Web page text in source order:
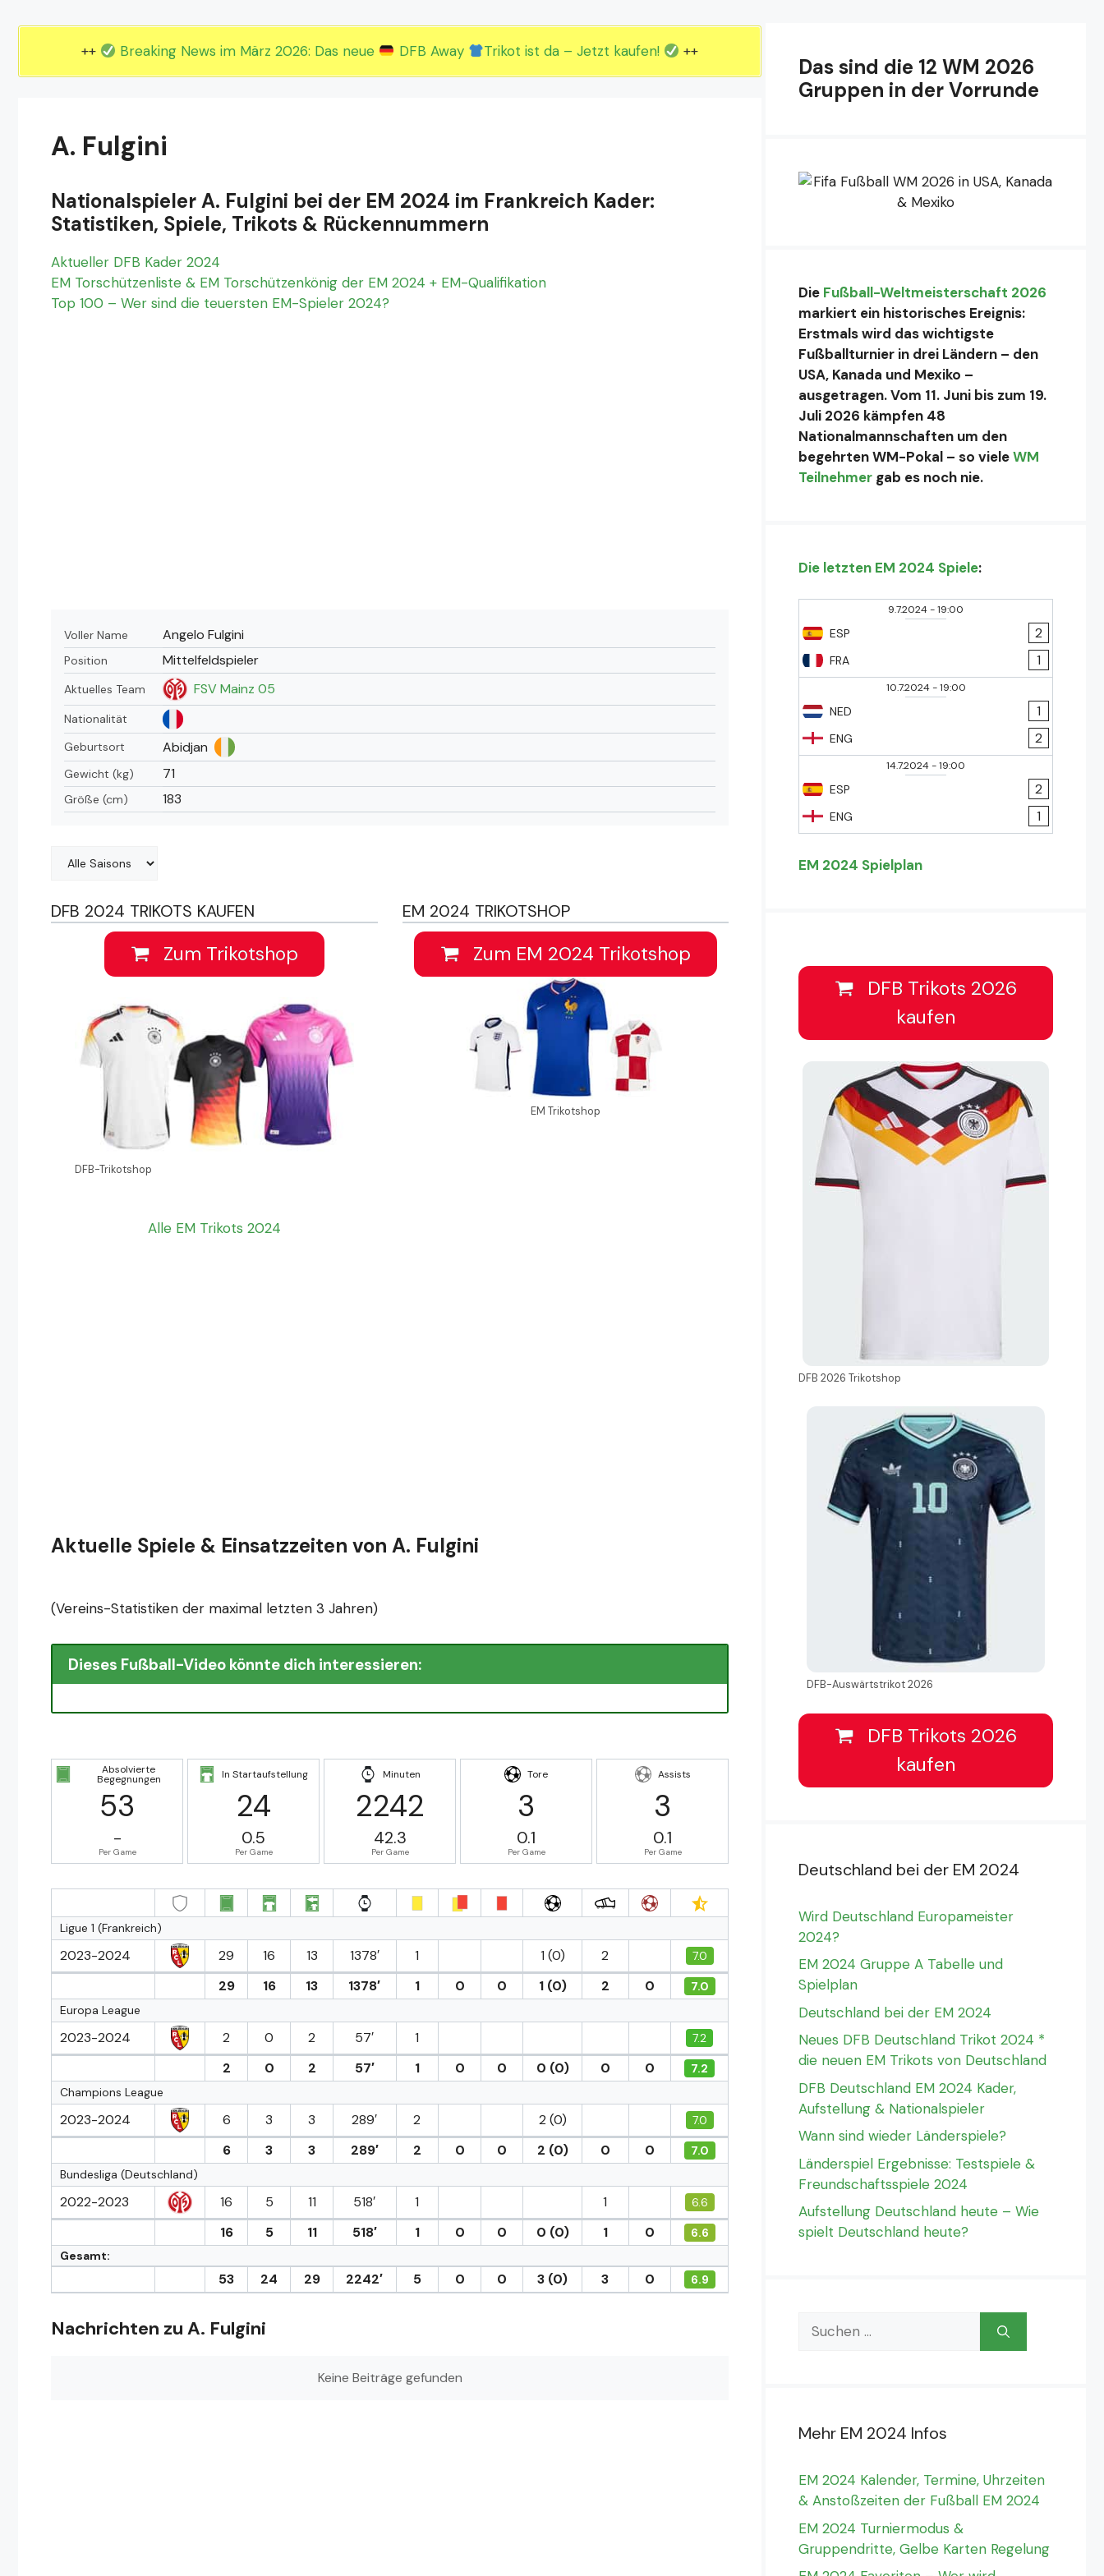
++ Breaking News im März 2026: Das neue DFB Away Trikot ist da – Jetzt kaufen! ++
A. Fulgini
Nationalspieler A. Fulgini bei der EM 2024 im Frankreich Kader:
Statistiken, Spiele, Trikots & Rückennummern
Aktueller DFB Kader 2024
EM Torschützenliste & EM Torschützenkönig der EM 2024 + EM-Qualifikation
Top 100 – Wer sind die teuersten EM-Spieler 2024?
Voller Name Angelo Fulgini
Position Mittelfeldspieler
Aktuelles Team FSV Mainz 05
Nationalität
Geburtsort
Abidjan
Gewicht (kg) 71
Größe (cm) 183
DFB 2024 TRIKOTS KAUFEN
Zum Trikotshop
DFB-Trikotshop
Alle EM Trikots 2024
EM 2024 TRIKOTSHOP
Zum EM 2024 Trikotshop
EM Trikotshop
Aktuelle Spiele & Einsatzzeiten von A. Fulgini
(Vereins-Statistiken der maximal letzten 3 Jahren)
Dieses Fußball-Video könnte dich interessieren:
Absolvierte
Begegnungen
53
-
Per Game
In Startaufstellung
24
0.5
Per Game
Minuten
2242
42.3
Per Game
Tore
3
0.1
Per Game
Assists
3
0.1
Per Game
Ligue 1 (Frankreich)
2023-2024 29 16 13 1378′ 1 1 (0) 2 7.0
29 16 13 1378′ 1 0 0 1 (0) 2 0
7.0
Europa League
2023-2024 2 0 2 57′ 1 7.2
2 0 2 57′ 1 0 0 0 (0) 0 0
7.2
Champions League
2023-2024 6 3 3 289′ 2 2 (0) 7.0
6 3 3 289′ 2 0 0 2 (0) 0 0
7.0
Bundesliga (Deutschland)
2022-2023 16 5 11 518′ 1 1 6.6
16 5 11 518′ 1 0 0 0 (0) 1 0
6.6
Gesamt:
53 24 29 2242′ 5 0 0 3 (0) 3 0 6.9
Nachrichten zu A. Fulgini
Keine Beiträge gefunden
Das sind die 12 WM 2026
Gruppen in der Vorrunde
Die Fußball-Weltmeisterschaft 2026
markiert ein historisches Ereignis:
Erstmals wird das wichtigste
Fußballturnier in drei Ländern – den
USA, Kanada und Mexiko –
ausgetragen. Vom 11. Juni bis zum 19.
Juli 2026 kämpfen 48
Nationalmannschaften um den
begehrten WM-Pokal – so vieleWM
Teilnehmer gab es noch nie.
Die letzten EM 2024 Spiele:
9.7.2024-19:00
ESP
FRA
2
1
10.7.2024-19:00
NED
ENG
1
2
14.7.2024-19:00
ESP
ENG
2
1
EM 2024 Spielplan
DFB Trikots 2026
kaufen
DFB 2026 Trikotshop
DFB-Auswärtstrikot 2026
DFB Trikots 2026
kaufen
Deutschland bei der EM 2024
Wird Deutschland Europameister
2024?
EM 2024 Gruppe A Tabelle und
Spielplan
Deutschland bei der EM 2024
Neues DFB Deutschland Trikot 2024 *
die neuen EM Trikots von Deutschland
DFB Deutschland EM 2024 Kader,
Aufstellung & Nationalspieler
Wann sind wieder Länderspiele?
Länderspiel Ergebnisse: Testspiele &
Freundschaftsspiele 2024
Aufstellung Deutschland heute – Wie
spielt Deutschland heute?
Suchen
nach:
Mehr EM 2024 Infos
EM 2024 Kalender, Termine, Uhrzeiten
& Anstoßzeiten der Fußball EM 2024
EM 2024 Turniermodus &
Gruppendritte, Gelbe Karten Regelung